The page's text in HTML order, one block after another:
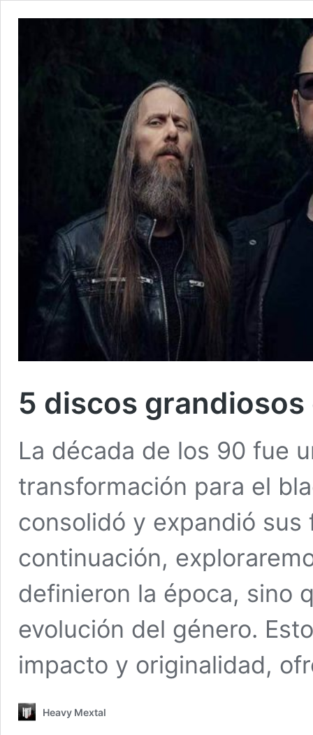
5 discos
La década de los 90 fue
transformación para el
consolidó y expandió sus
continuación,
definieron la época, sino
evolución del género.
impacto y originalidad,
Heavy Mextal